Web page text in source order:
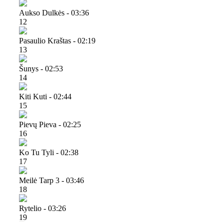
Aukso Dulkės - 03:36
12
Pasaulio Kraštas - 02:19
13
Šunys - 02:53
14
Kiti Kuti - 02:44
15
Pievų Pieva - 02:25
16
Ko Tu Tyli - 02:38
17
Meilė Tarp 3 - 03:46
18
Rytelio - 03:26
19